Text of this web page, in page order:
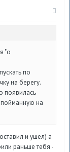
"о
по
на берегу.
появилась
пойманную на
и ушел) а
раньше тебя -